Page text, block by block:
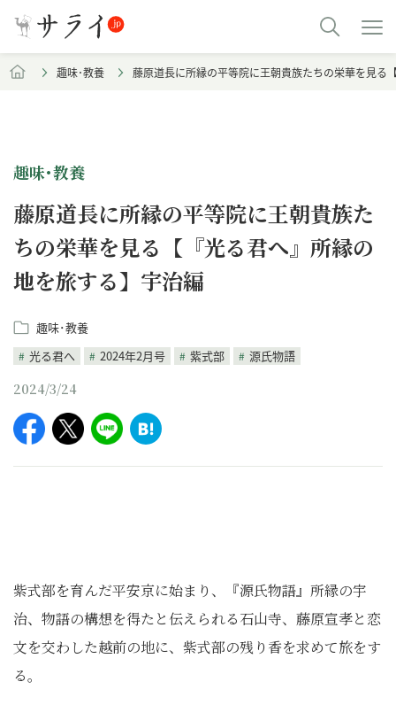
趣味･教養 藤原道長に所縁の平等院に王朝貴族たちの栄華を見る
趣味･教養
藤原道長に所縁の平等院に王朝貴族た
ちの栄華を見る【『光る君へ』所縁の
地を旅する】宇治編
趣味･教養
光る君へ
2024年2月号 紫式部 源氏物語
2024/3/24
紫式部を育んだ平安京に始まり、『源氏物語』所縁の宇
治、物語の構想を得たと伝えられる石山寺、藤原宣孝と恋
文を交わした越前の地に、紫式部の残り香を求めて旅をす
る。